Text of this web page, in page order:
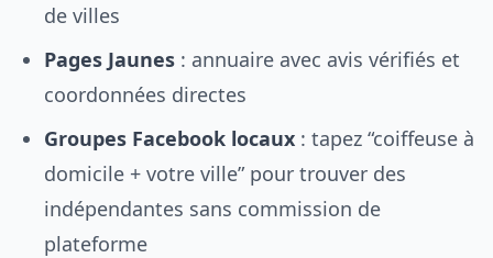
de villes
Pages Jaunes : annuaire avec avis vérifiés et
coordonnées directes
Groupes Facebook locaux : tapez “coiffeuse à
domicile + votre ville” pour trouver des
indépendantes sans commission de
plateforme